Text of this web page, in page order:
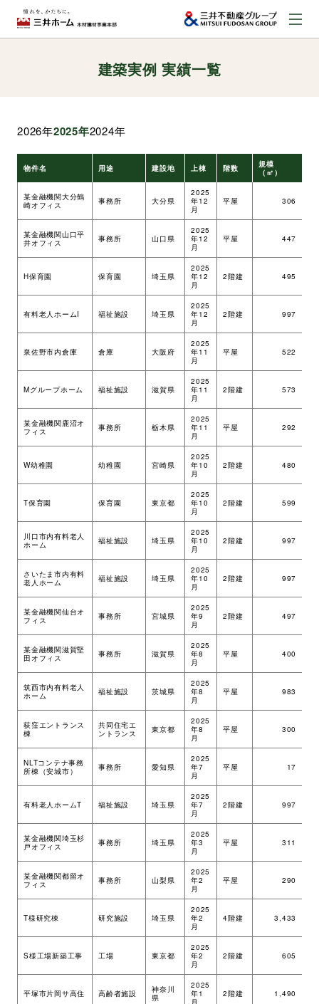
お問い合わせ
建築実例
取扱商品
環境・社会への取り組み
モッケン便り
イベントレポート一覧
建築実例 実績一覧
2026年2025年2024年
物件名 用途 建設地 上棟 階数
規模
（㎡）
某金融機関大分鶴
崎オフィス
事務所 大分県
2025
年12
月
平屋 306
某金融機関山口平
井オフィス
事務所 山口県
2025
年12
月
平屋 447
H保育園 保育園 埼玉県
2025
年12
月
2階建 495
有料老人ホームI 福祉施設 埼玉県
2025
年12
月
2階建 997
泉佐野市内倉庫 倉庫 大阪府
2025
年11
月
平屋 522
Mグループホーム 福祉施設 滋賀県
2025
年11
月
2階建 573
某金融機関鹿沼オ
フィス
事務所 栃木県
2025
年11
月
平屋 292
W幼稚園 幼稚園 宮崎県
2025
年10
月
2階建 480
T保育園 保育園 東京都
2025
年10
月
2階建 599
川口市内有料老人
ホーム
福祉施設 埼玉県
2025
年10
月
2階建 997
さいたま市内有料
老人ホーム
福祉施設 埼玉県
2025
年10
月
2階建 997
某金融機関仙台オ
フィス
事務所 宮城県
2025
年9
月
2階建 497
某金融機関滋賀堅
田オフィス
事務所 滋賀県
2025
年8
月
平屋 400
筑西市内有料老人
ホーム
福祉施設 茨城県
2025
年8
月
平屋 983
荻窪エントランス
棟
共同住宅エ
ントランス
東京都
2025
年8
月
平屋 300
NLTコンテナ事務
所棟（安城市）
事務所 愛知県
2025
年7
月
平屋 17
有料老人ホームT 福祉施設 埼玉県
2025
年7
月
2階建 997
某金融機関埼玉杉
戸オフィス
事務所 埼玉県
2025
年3
月
平屋 311
某金融機関都留オ
フィス
事務所 山梨県
2025
年2
月
平屋 290
T様研究棟 研究施設 埼玉県
2025
年2
月
4階建 3,433
S様工場新築工事 工場 東京都
2025
年2
月
2階建 605
平塚市片岡サ高住 高齢者施設
神奈川
県
2025
年1
月
2階建 1,490